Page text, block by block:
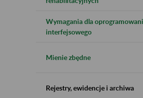
Wymagania dla
interfejsowego
Mienie zbędne
Rejestry, ewidencje i archiwa